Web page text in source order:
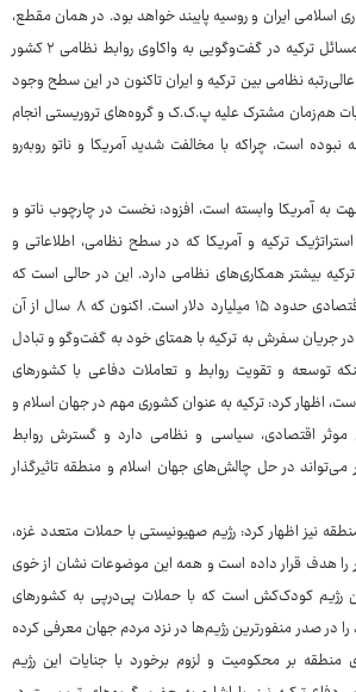
اسلامی ایران و روسیه پایبند خواهد بود. در همان مقطع،
علی قائم‌مقامی، کارشناس مسائل ترکیه در گفت‌وگویی به واکاوی روابط نظامی ۲ کشور
عالی‌رتبه نظامی بین ترکیه و ایران تاکنون در این سطح وجود
هم‌زمان مشترک علیه پ.ک.ک و گروه‌های تروریستی انجام
است، چراکه با مخالفت شدید آمریکا و ناتو روبه‌رو
جهت به آمریکا وابسته است، افزود: نخست در چارچوب ناتو و
ترکیه و آمریکا که در سطح نظامی، اطلاعاتی و
ترکیه بیشتر همکاری‌های نظامی دارد. این در حالی است که
حجم روابط طرفین از لحاظ اقتصادی حدود ۱۵ میلیارد دلار است. اکنون که ۸ سال از آن
در جریان سفرش به ترکیه با همتای خود به گفت‌وگو و تبادل
توسعه و تقویت روابط و تعاملات دفاعی با کشورهای
اظهار کرد: ترکیه به عنوان کشوری مهم در جهان اسلام و
موثر اقتصادی، سیاسی و نظامی دارد و گسترش روابط
در حل چالش‌های جهان اسلام و منطقه تاثیرگذار
نیز اظهار کرد: رژیم صهیونیستی با حملات متعدد غزه،
را هدف قرار داده است و همه این موضوعات نشان از خوی
رژیم کودک‌کش است که با حملات پی‌درپی به کشورهای
در صدر منفورترین رژیم‌ها در نزد مردم جهان معرفی کرده
بر محکومیت و لزوم برخورد با جنایات این رژیم